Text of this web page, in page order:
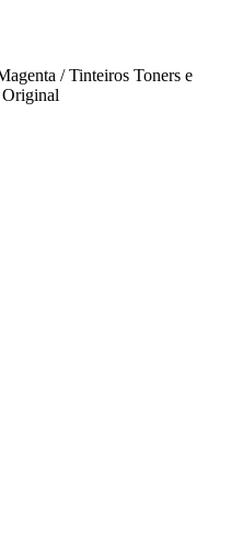
/ Tinteiros Toners e
Original